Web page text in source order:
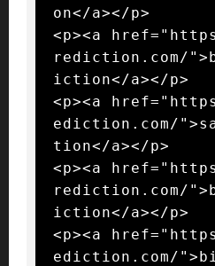
on</a></p>
<p><a
rediction.com/
iction</a></p>
<p><a
ediction.com/
tion</a></p>
<p><a
rediction.com/
iction</a></p>
<p><a
ediction.com/